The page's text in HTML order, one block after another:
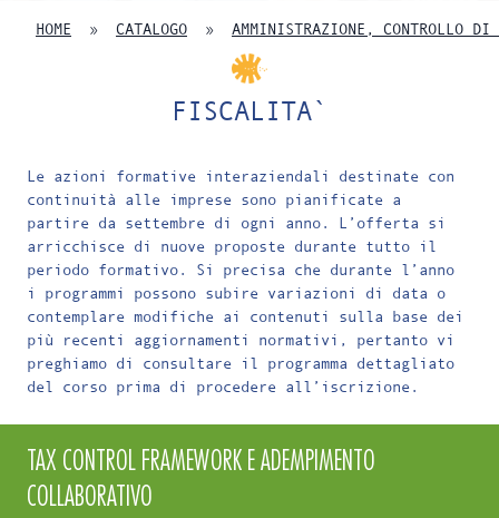
HOME » CATALOGO » AMMINISTRAZIONE, CONTROLLO
FISCALITA`
Le azioni formative interaziendali destinate con
continuità alle imprese sono pianificate a
partire da settembre di ogni anno. L’offerta si
arricchisce di nuove proposte durante tutto il
periodo formativo. Si precisa che durante l’anno
i programmi possono subire variazioni di data o
contemplare modifiche ai contenuti sulla base dei
più recenti aggiornamenti normativi, pertanto vi
preghiamo di consultare il programma dettagliato
del corso prima di procedere all’iscrizione.
TAX CONTROL FRAMEWORK E ADEMPIMENTO
COLLABORATIVO